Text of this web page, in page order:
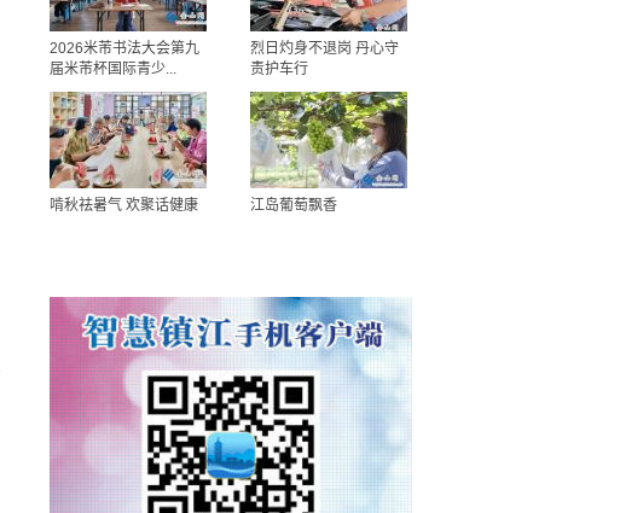
2026米芾书法大会第九
届米芾杯国际青少...
烈日灼身不退岗 丹心守
责护车行
啃秋祛暑气 欢聚话健康 江岛葡萄飘香